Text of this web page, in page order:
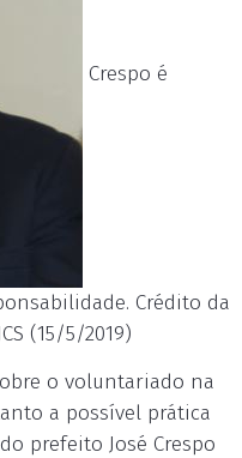
Crespo é
Crédito da
(15/5/2019)
o voluntariado na
a possível prática
prefeito José Crespo